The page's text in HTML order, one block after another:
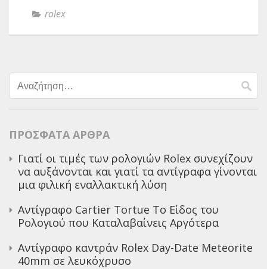
rolex
Αναζήτηση
για:
ΠΡΌΣΦΑΤΑ ΆΡΘΡΑ
Γιατί οι τιμές των ρολογιών Rolex συνεχίζουν
να αυξάνονται και γιατί τα αντίγραφα γίνονται
μια φιλική εναλλακτική λύση
Αντίγραφο Cartier Tortue Το Είδος του
Ρολογιού που Καταλαβαίνεις Αργότερα
Αντίγραφο καντράν Rolex Day-Date Meteorite
40mm σε λευκόχρυσο